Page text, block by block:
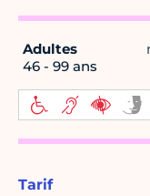
Adultes
46 - 99 ans
Tarif